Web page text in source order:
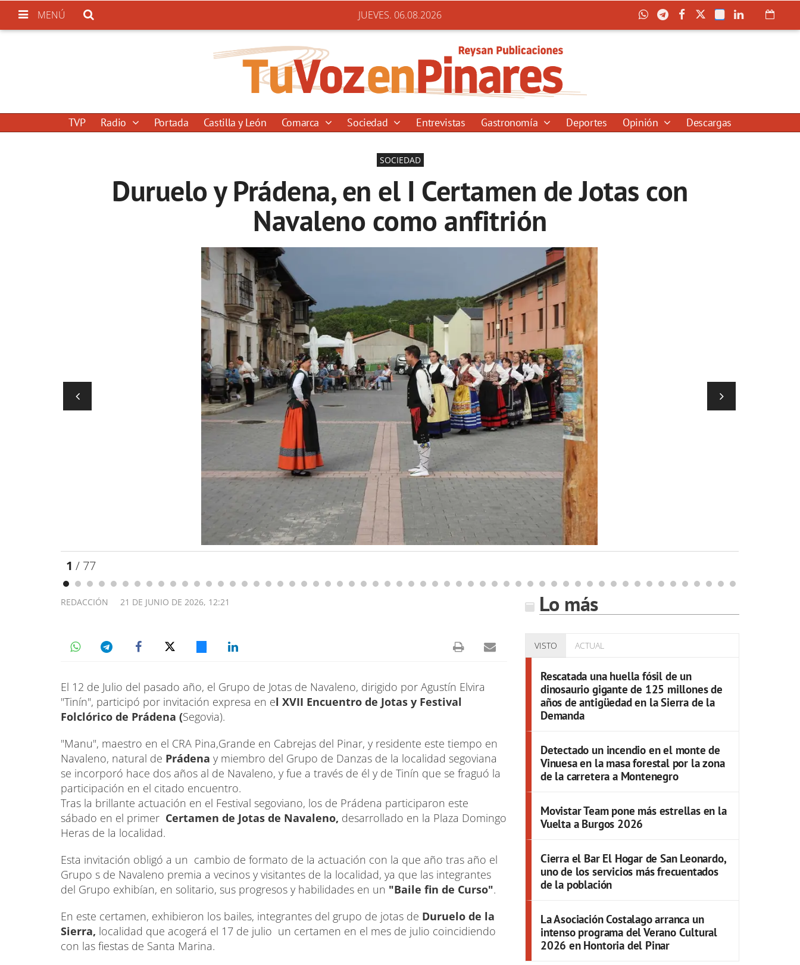
MENÚ JUEVES. 06.08.2026
TVP Radio Portada Castilla y León Comarca Sociedad Entrevistas Gastronomía Deportes Opinión Descargas
SOCIEDAD
Duruelo y Prádena, en el I Certamen de Jotas con
Navaleno como anfitrión
1 / 77
21 DE JUNIO DE 2026, 12:21
REDACCIÓN
El 12 de Julio del pasado año, el Grupo de Jotas de Navaleno, dirigido por Agustín Elvira
"Tinín", participó por invitación expresa en el XVII Encuentro de Jotas y Festival
Folclórico de Prádena (Segovia).
"Manu", maestro en el CRA Pina,Grande en Cabrejas del Pinar, y residente este tiempo en
Navaleno, natural de Prádena y miembro del Grupo de Danzas de la localidad segoviana
se incorporó hace dos años al de Navaleno, y fue a través de él y de Tinín que se fraguó la
participación en el citado encuentro.
Tras la brillante actuación en el Festival segoviano, los de Prádena participaron este
sábado en el primer Certamen de Jotas de Navaleno, desarrollado en la Plaza Domingo
Heras de la localidad.
Esta invitación obligó a un cambio de formato de la actuación con la que año tras año el
Grupo s de Navaleno premia a vecinos y visitantes de la localidad, ya que las integrantes
del Grupo exhibían, en solitario, sus progresos y habilidades en un "Baile fin de Curso".
En este certamen, exhibieron los bailes, integrantes del grupo de jotas de Duruelo de la
Sierra, localidad que acogerá el 17 de julio un certamen en el mes de julio coincidiendo
con las fiestas de Santa Marina.
Lo más
VISTO ACTUAL
Rescatada una huella fósil de un
dinosaurio gigante de 125 millones de
años de antigüedad en la Sierra de la
Demanda
Detectado un incendio en el monte de
Vinuesa en la masa forestal por la zona
de la carretera a Montenegro
Movistar Team pone más estrellas en la
Vuelta a Burgos 2026
Cierra el Bar El Hogar de San Leonardo,
uno de los servicios más frecuentados
de la población
La Asociación Costalago arranca un
intenso programa del Verano Cultural
2026 en Hontoria del Pinar